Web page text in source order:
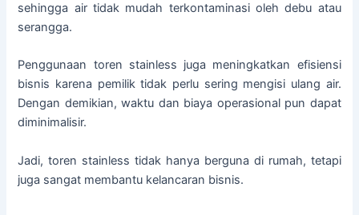
sehingga air tidak mudah terkontaminasi oleh debu atau
serangga.
Penggunaan toren stainless juga meningkatkan efisiensi
bisnis karena pemilik tidak perlu sering mengisi ulang air.
Dengan demikian, waktu dan biaya operasional pun dapat
diminimalisir.
Jadi, toren stainless tidak hanya berguna di rumah, tetapi
juga sangat membantu kelancaran bisnis.